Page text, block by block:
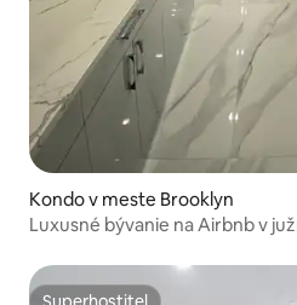
Kondo v meste Brooklyn
Luxusné bývanie na Airbnb v